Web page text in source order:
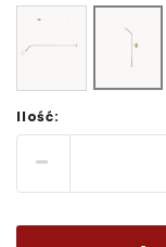
Ilość: